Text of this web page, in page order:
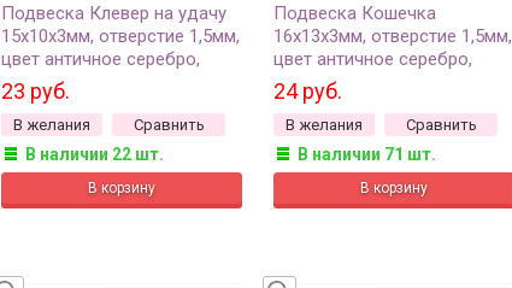
Подвеска Клевер на удачу
15х10х3мм, отверстие 1,5мм,
цвет античное серебро,
сплав металлов, 22-018, 2шт
23 руб.
В желания Сравнить
В наличии 22 шт.
Подвеска Кошечка
16х13х3мм, отверстие 1,5мм,
цвет античное серебро,
сплав металлов, 22-120, 2шт
24 руб.
В желания Сравнить
В наличии 71 шт.